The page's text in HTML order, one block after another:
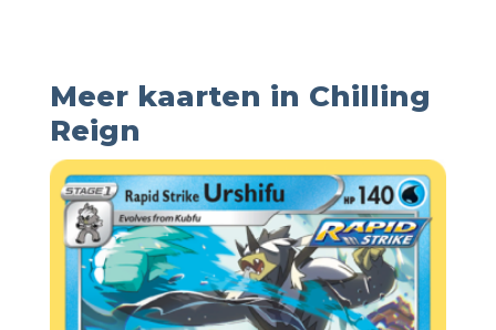
Meer kaarten in Chilling
Reign